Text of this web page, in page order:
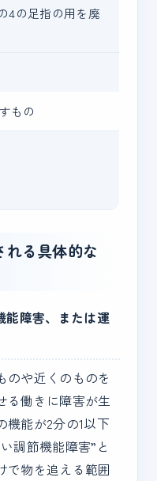
4の足指の用を廃
もの
れる具体的な
能障害、または運
のや近くのものを
る働きに障害が生
機能が2分の1以下
調節機能障害”と
で物を追える範囲